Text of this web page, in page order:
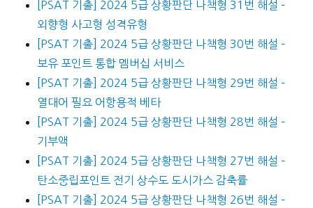
[PSAT 기출] 2024 5급 상황판단 나책형 31번 해설 –
외향형 사고형 성격유형
[PSAT 기출] 2024 5급 상황판단 나책형 30번 해설 –
보유 포인트 통합 멤버십 서비스
[PSAT 기출] 2024 5급 상황판단 나책형 29번 해설 –
열대어 필요 어항용적 베타
[PSAT 기출] 2024 5급 상황판단 나책형 28번 해설 –
기부액
[PSAT 기출] 2024 5급 상황판단 나책형 27번 해설 –
탄소중립포인트 전기 상수도 도시가스 감축률
[PSAT 기출] 2024 5급 상황판단 나책형 26번 해설 –